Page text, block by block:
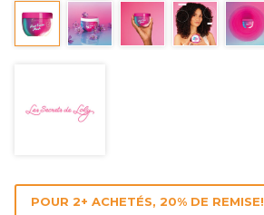
POUR 2+ ACHETÉS, 20% DE REMISE!